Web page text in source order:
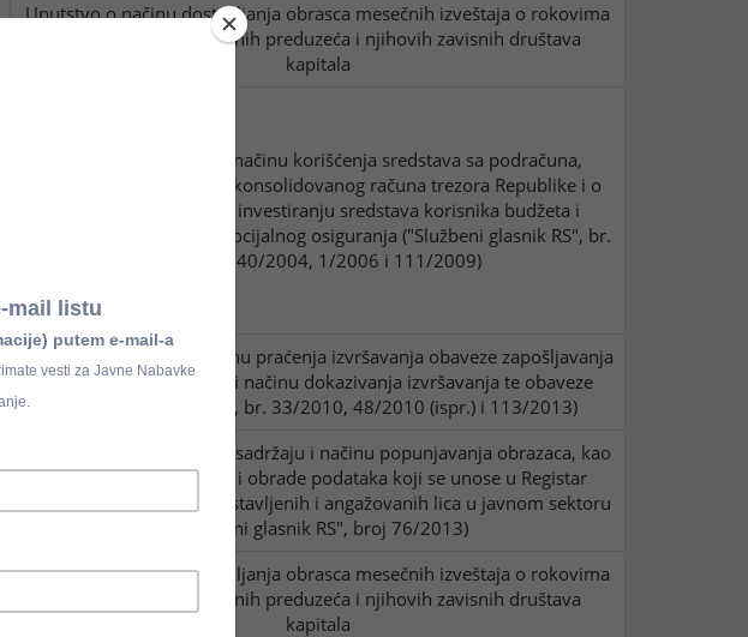
Uputstvo o načinu dostavljanja obrasca mesečnih izveštaja o rokovima
izmirenja obaveza javnih preduzeća i njihovih zavisnih društava
kapitala
Pravilnika o načinu korišćenja sredstava sa podračuna,
odnosno drugih računa konsolidovanog računa trezora Republike i o
načinu izveštavanja o investiranju sredstava korisnika budžeta i
organizacija obaveznog socijalnog osiguranja ("Službeni glasnik RS", br.
3/2004, 140/2004, 1/2006 i 111/2009)
Član 12.
Pravilnika o načinu praćenja izvršavanja obaveze zapošljavanja
osoba sa invaliditetom i načinu dokazivanja izvršavanja te obaveze
("Službeni glasnik RS", br. 33/2010, 48/2010 (ispr.) i 113/2013)
Uredbe o izgledu, sadržaju i načinu popunjavanja obrazaca, kao
i o načinu dostavljanja i obrade podataka koji se unose u Registar
zaposlenih, izabranih, postavljenih i angažovanih lica u javnom sektoru
("Službeni glasnik RS", broj 76/2013)
Uputstvo o načinu dostavljanja obrasca mesečnih izveštaja o rokovima
izmirenja obaveza javnih preduzeća i njihovih zavisnih društava
kapitala